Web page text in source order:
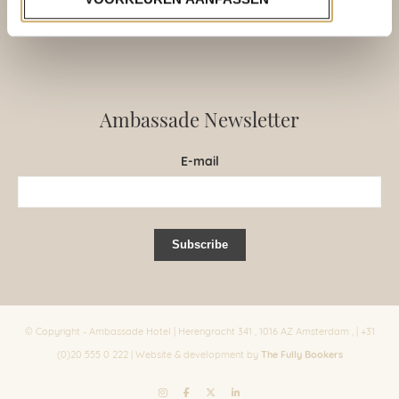
Ambassade Newsletter
E-mail
© Copyright - Ambassade Hotel | Herengracht 341 , 1016 AZ Amsterdam , | +31
(0)20 555 0 222 | Website & development by The Fully Bookers